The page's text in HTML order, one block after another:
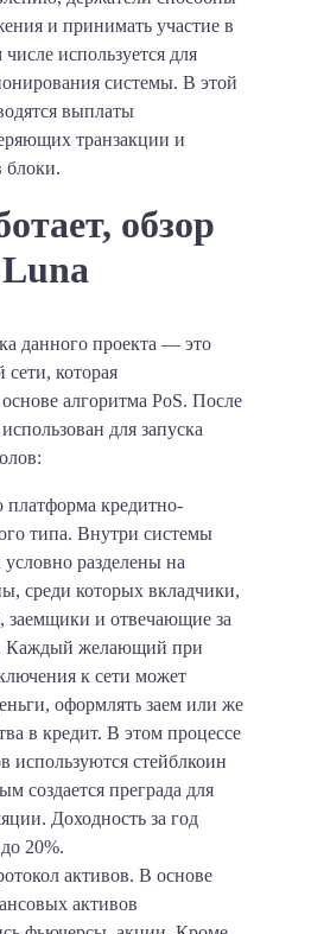
и принимать участие в
используется для
системы. В этой
выплаты
транзакции и
блоки.
обзор
Luna
данного проекта — это
сети, которая
алгоритма PoS. После
для запуска
кредитно-
типа. Внутри системы
условно разделены на
среди которых вкладчики,
заемщики и отвечающие за
Каждый желающий при
к сети может
оформлять заем или же
в кредит. В этом процессе
используются стейблкоин
создается преграда для
Доходность за год
20%.
активов. В основе
активов